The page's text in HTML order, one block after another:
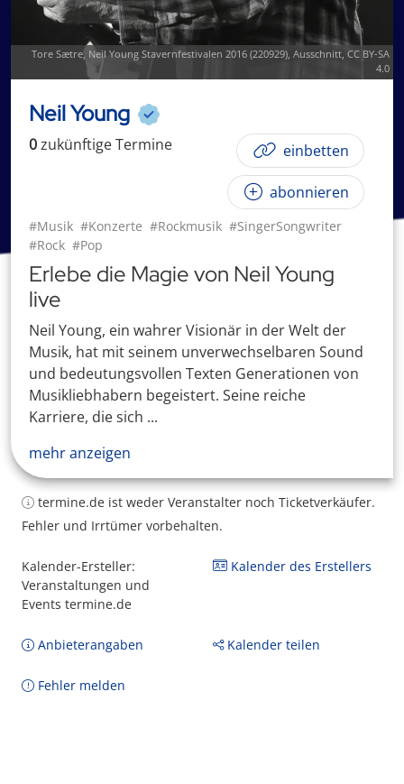
Tore Sætre, Neil Young Stavernfestivalen 2016 (220929), Ausschnitt, CC BY-SA
4.0
Neil Young
0zukünftigeTermine einbetten
abonnieren
#Musik #Konzerte #Rockmusik #SingerSongwriter
#Rock #Pop
Erlebe die Magie von Neil Young
live
Neil Young, ein wahrer Visionär in der Welt der
Musik, hat mit seinem unverwechselbaren Sound
und bedeutungsvollen Texten Generationen von
Musikliebhabern begeistert. Seine reiche
Karriere, die sich ...
mehr anzeigen
termine.de ist weder Veranstalter noch Ticketverkäufer.
Fehler und Irrtümer vorbehalten.
Kalender-Ersteller:
Veranstaltungen und
Events termine.de
Kalender des Erstellers
Anbieterangaben Kalender teilen
Fehler melden